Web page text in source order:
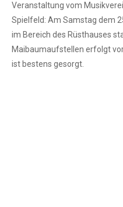
Veranstaltung vom
Spielfeld: Am Samstag dem
im Bereich des Rüsthauses
Maibaumaufstellen erfolgt
ist bestens gesorgt.